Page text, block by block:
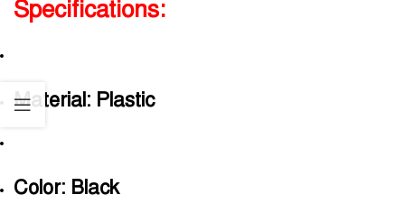
Specifications:
Material: Plastic
Color: Black